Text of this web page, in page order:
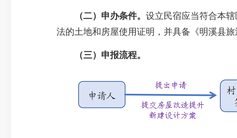
（二）申办条件。 设立民宿应当符合本
法的土地和房屋使用证明，并具备《明溪县旅
（三）申报流程。